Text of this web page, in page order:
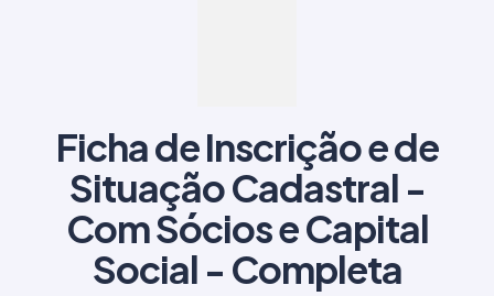
Ficha de Inscrição e de
Situação Cadastral -
Com Sócios e Capital
Social - Completa